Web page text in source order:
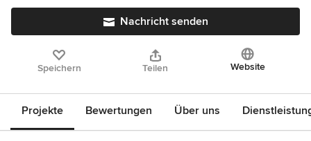
Nachricht senden
Speichern Teilen Website
Projekte Bewertungen Über uns